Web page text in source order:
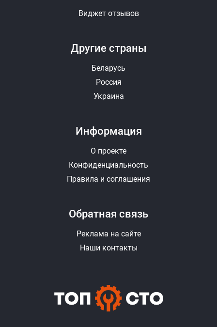
Другие страны
Беларусь
Россия
Украина
Виджет отзывов
Информация
О проекте
Конфиденциальность
Правила и соглашения
Обратная связь
Реклама на сайте
Наши контакты